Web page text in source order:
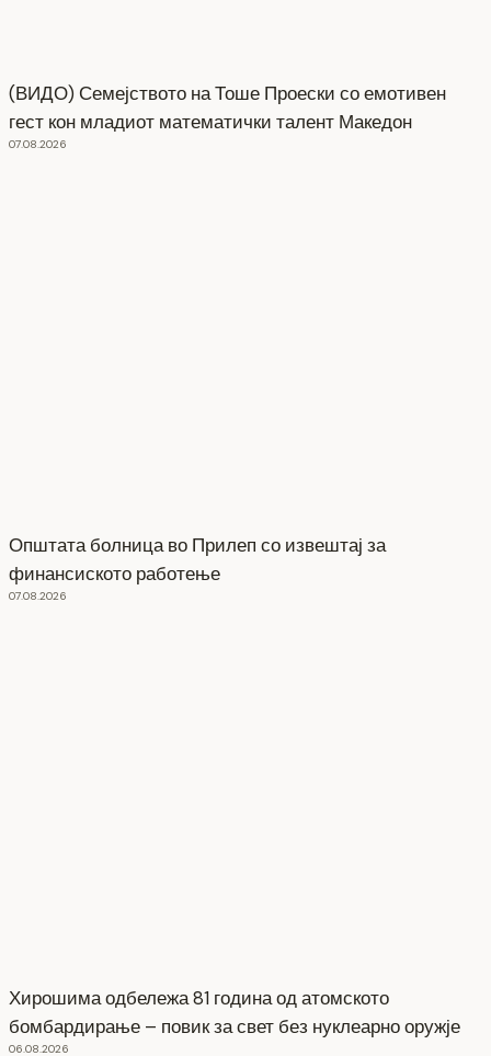
(ВИДО) Семејството на Тоше Проески со емотивен
гест кон младиот математички талент Македон
07.08.2026
Општата болница во Прилеп со извештај за
финансиското работење
07.08.2026
Хирошима одбележа 81 година од атомското
бомбардирање – повик за свет без нуклеарно оружје
06.08.2026